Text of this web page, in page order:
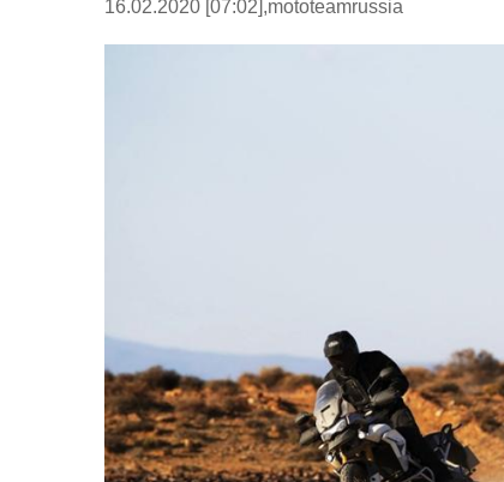
16.02.2020 [07:02],mototeamrussia